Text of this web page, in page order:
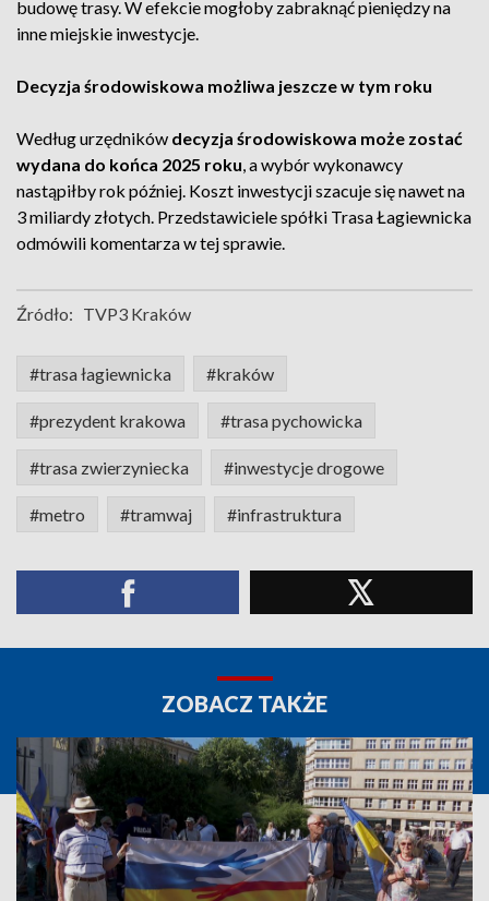
budowę trasy. W efekcie mogłoby zabraknąć pieniędzy na
inne miejskie inwestycje.
Decyzja środowiskowa możliwa jeszcze w tym roku
Według urzędników decyzja środowiskowa może zostać
wydana do końca 2025 roku, a wybór wykonawcy
nastąpiłby rok później. Koszt inwestycji szacuje się nawet na
3 miliardy złotych. Przedstawiciele spółki Trasa Łagiewnicka
odmówili komentarza w tej sprawie.
Źródło: TVP3 Kraków
#trasa łagiewnicka #kraków
#prezydent krakowa #trasa pychowicka
#trasa zwierzyniecka #inwestycje drogowe
#metro #tramwaj #infrastruktura
ZOBACZ TAKŻE